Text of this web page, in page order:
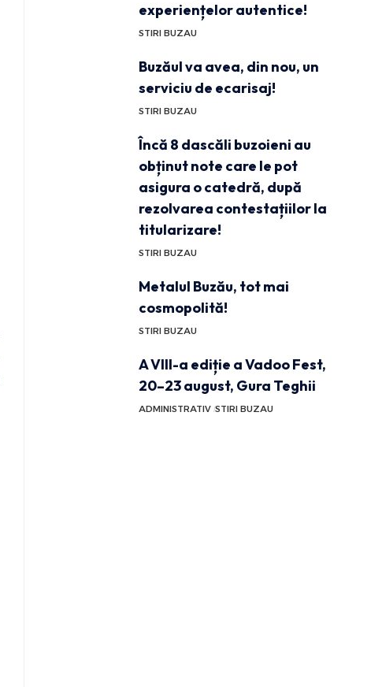
experiențelor autentice!
STIRI BUZAU
Buzăul va avea, din nou, un
serviciu de ecarisaj!
STIRI BUZAU
Încă 8 dascăli buzoieni au
obținut note care le pot
asigura o catedră, după
rezolvarea contestațiilor la
titularizare!
STIRI BUZAU
Metalul Buzău, tot mai
cosmopolită!
STIRI BUZAU
A VIII-a ediție a Vadoo Fest,
20–23 august, Gura Teghii
ADMINISTRATIV STIRI BUZAU